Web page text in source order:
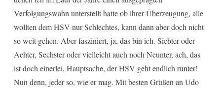
Verfolgungswahn unterstellt hatte ob ihrer Überzeugung, alle
wollten dem HSV nur Schlechtes, kann dann aber doch nicht
so weit gehen. Aber fasziniert, ja, das bin ich. Siebter oder
Achter, Sechster oder vielleicht auch noch Neunter, ach, das
ist doch einerlei, Hauptsache, der HSV geht endlich runter!
Nun denn, jeder so, wie er mag. Mit besten Grüßen an Udo